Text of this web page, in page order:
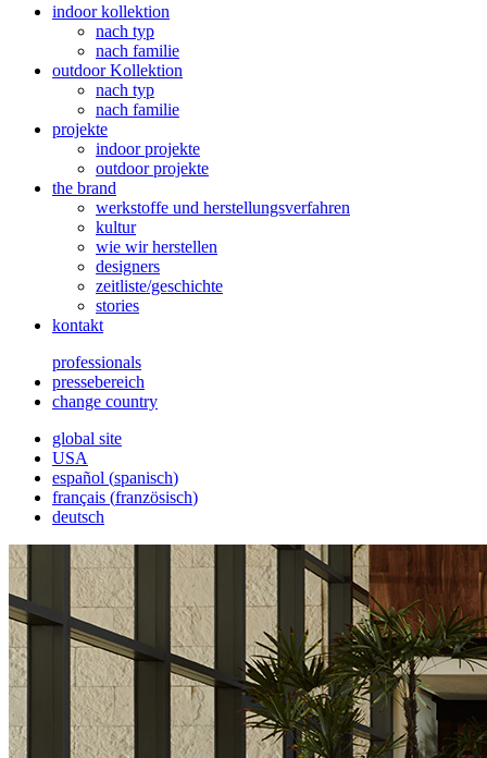
indoor kollektion
nach typ
nach familie
outdoor Kollektion
nach typ
nach familie
projekte
indoor projekte
outdoor projekte
the brand
werkstoffe und herstellungsverfahren
kultur
wie wir herstellen
designers
zeitliste/geschichte
stories
kontakt
professionals
pressebereich
change country
global site
USA
español (spanisch)
français (französisch)
deutsch